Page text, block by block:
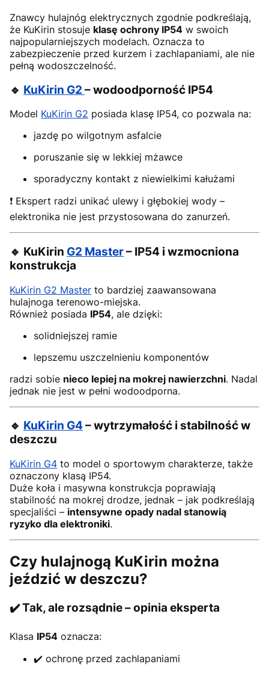
Znawcy hulajnóg elektrycznych zgodnie podkreślają,
że KuKirin stosuje klasę ochrony IP54 w swoich
najpopularniejszych modelach. Oznacza to
zabezpieczenie przed kurzem i zachlapaniami, ale nie
pełną wodoszczelność.
🔹 KuKirin G2 – wodoodporność IP54
Model KuKirin G2 posiada klasę IP54, co pozwala na:
jazdę po wilgotnym asfalcie
poruszanie się w lekkiej mżawce
sporadyczny kontakt z niewielkimi kałużami
❗ Ekspert radzi unikać ulewy i głębokiej wody –
elektronika nie jest przystosowana do zanurzeń.
🔹 KuKirin G2 Master– IP54 i wzmocniona
konstrukcja
KuKirin G2 Master to bardziej zaawansowana
hulajnoga terenowo-miejska.
Również posiada IP54, ale dzięki:
solidniejszej ramie
lepszemu uszczelnieniu komponentów
radzi sobie nieco lepiej na mokrej nawierzchni. Nadal
jednak nie jest w pełni wodoodporna.
🔹 KuKirin G4 – wytrzymałość i stabilność w
deszczu
KuKirin G4 to model o sportowym charakterze, także
oznaczony klasą IP54.
Duże koła i masywna konstrukcja poprawiają
stabilność na mokrej drodze, jednak – jak podkreślają
specjaliści – intensywne opady nadal stanowią
ryzyko dla elektroniki.
Czy hulajnogą KuKirin można
jeździć w deszczu?
✔️ Tak, ale rozsądnie – opinia eksperta
Klasa IP54 oznacza:
✔️ ochronę przed zachlapaniami